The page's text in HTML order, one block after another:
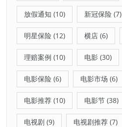
放假通知 (10) 新冠保险 (7)
明星保险 (12) 横店 (6)
理赔案例 (10) 电影 (30)
电影保险 (6) 电影市场 (6)
电影推荐 (10) 电影节 (38)
电视剧 (9) 电视剧推荐 (7)